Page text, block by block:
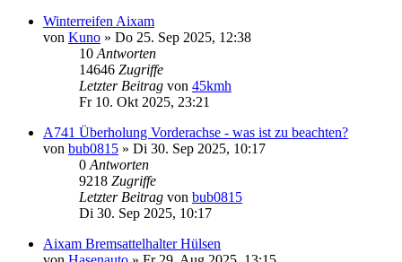
Winterreifen Aixam
von Kuno » Do 25. Sep 2025, 12:38
10Antworten
14646 Zugriffe
Letzter Beitrag von 45kmh
Fr 10. Okt 2025, 23:21
A741 Überholung Vorderachse - was ist zu beachten?
von bub0815 » Di 30. Sep 2025, 10:17
0Antworten
9218 Zugriffe
Letzter Beitrag von bub0815
Di 30. Sep 2025, 10:17
Aixam Bremsattelhalter Hülsen